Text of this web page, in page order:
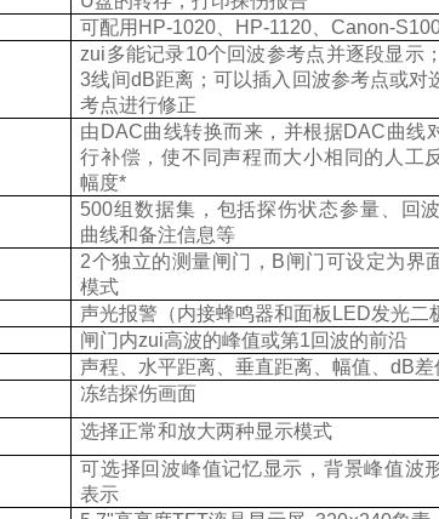
可配用HP-1020、HP-1120、Canon-
zui多能记录10个回波参考点并逐段显示
3线间dB距离；可以插入回波参考点或对
考点进行修正
由DAC曲线转换而来，并根据DAC曲线
行补偿，使不同声程而大小相同的人工
幅度*
500组数据集，包括探伤状态参量、回
曲线和备注信息等
2个独立的测量闸门，B闸门可设定为界
模式
声光报警（内接蜂鸣器和面板LED发光二
闸门内zui高波的峰值或第1回波的前沿
声程、水平距离、垂直距离、幅值、dB差
冻结探伤画面
选择正常和放大两种显示模式
可选择回波峰值记忆显示，背景峰值波
表示